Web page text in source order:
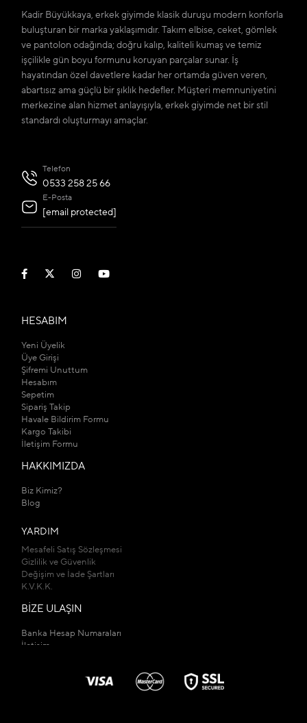
Kadir Büyükkaya, erkek giyimde klasik duruşu modern konforla
buluşturan bir marka yaklaşımıdır. Takım elbise, ceket, gömlek
ve pantolon odağında; doğru kalıp, kaliteli kumaş ve temiz
işçilikle gün boyu formunu koruyan parçalar sunar. İş
hayatından özel davetlere kadar her ortamda güven veren,
abartısız ama güçlü bir şıklık hedefler. Müşteri memnuniyetini
merkezine alan hizmet anlayışıyla, erkek giyimde net bir stil
standardı oluşturmayı amaçlar.
Telefon
0533 258 25 66
E-Posta
[email protected]
HESABIM
Yeni Üyelik
Üye Girişi
Şifremi Unuttum
Hesabım
Sepetim
Sipariş Takip
Havale Bildirim Formu
Kargo Takibi
İletişim Formu
HAKKIMIZDA
Biz Kimiz?
Blog
YARDIM
Mesafeli Satış Sözleşmesi
Gizlilik ve Güvenlik
Değişim ve İade Şartları
K.V.K.K.
BİZE ULAŞIN
Banka Hesap Numaraları
İletişim